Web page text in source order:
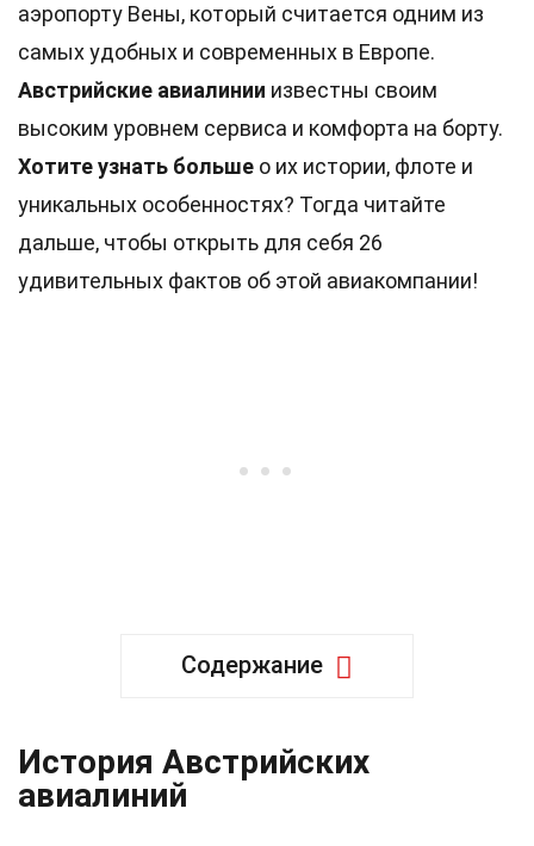
аэропорту Вены, который считается одним из
самых удобных и современных в Европе.
Австрийские авиалинии известны своим
высоким уровнем сервиса и комфорта на борту.
Хотите узнать больше о их истории, флоте и
уникальных особенностях? Тогда читайте
дальше, чтобы открыть для себя 26
удивительных фактов об этой авиакомпании!
Содержание
История Австрийских
авиалиний